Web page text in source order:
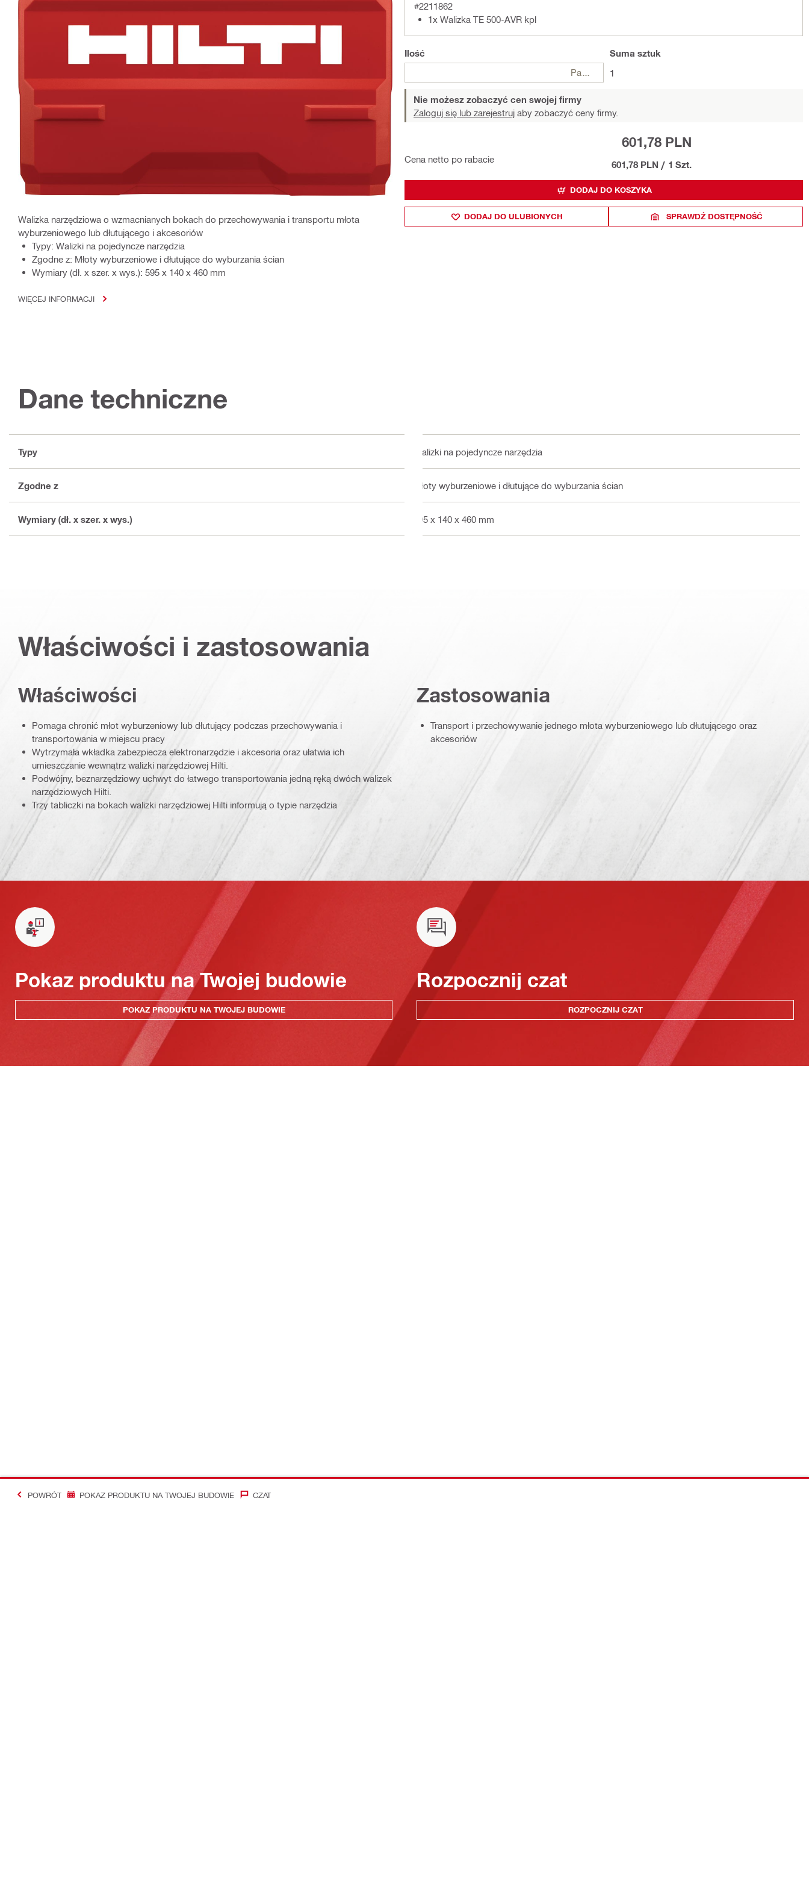
Walizka narzędziowa o wzmacnianych bokach do przechowywania i transportu młota
wyburzeniowego lub dłutującego i akcesoriów
Typy: Walizki na pojedyncze narzędzia
Zgodne z: Młoty wyburzeniowe i dłutujące do wyburzania ścian
Wymiary (dł. x szer. x wys.): 595 x 140 x 460 mm
WIĘCEJ INFORMACJI
#2211862
1x Walizka TE 500-AVR kpl
Ilość
Suma sztuk
1
Nie możesz zobaczyć cen swojej firmy
Zaloguj się lub zarejestruj aby zobaczyć ceny firmy.
Cena netto po rabacie
601,78 PLN
601,78 PLN / 1 Szt.
DODAJ DO KOSZYKA
DODAJ DO ULUBIONYCH SPRAWDŹ DOSTĘPNOŚĆ
Dane techniczne
Typy Walizki na pojedyncze narzędzia
Zgodne z Młoty wyburzeniowe i dłutujące do wyburzania ścian
Wymiary (dł. x szer. x wys.) 595 x 140 x 460 mm
Właściwości i zastosowania
Właściwości
Pomaga chronić młot wyburzeniowy lub dłutujący podczas przechowywania i
transportowania w miejscu pracy
Wytrzymała wkładka zabezpiecza elektronarzędzie i akcesoria oraz ułatwia ich
umieszczanie wewnątrz walizki narzędziowej Hilti.
Podwójny, beznarzędziowy uchwyt do łatwego transportowania jedną ręką dwóch walizek
narzędziowych Hilti.
Trzy tabliczki na bokach walizki narzędziowej Hilti informują o typie narzędzia
Zastosowania
Transport i przechowywanie jednego młota wyburzeniowego lub dłutującego oraz
akcesoriów
Pokaz produktu na Twojej budowie
POKAZ PRODUKTU NA TWOJEJ BUDOWIE
Rozpocznij czat
ROZPOCZNIJ CZAT
POWRÓT POKAZ PRODUKTU NA TWOJEJ BUDOWIE CZAT